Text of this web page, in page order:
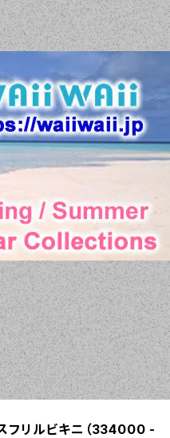
フリルビキニ（334000 -